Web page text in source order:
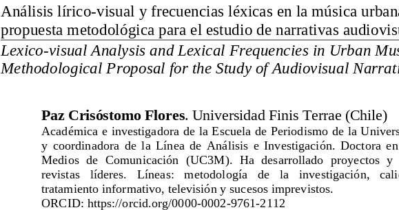
Análisis lírico-visual y frecuencias léxicas en la música
propuesta metodológica para el estudio de narrativas
Lexico-visual Analysis and Lexical Frequencies in Urban
Methodological Proposal for the Study of Audiovisual
Paz Crisóstomo Flores. Universidad Finis Terrae (Chile)
Académica e investigadora de la Escuela de Periodismo de la
y coordinadora de la Línea de Análisis e Investigación. Doctora
Medios de Comunicación (UC3M). Ha desarrollado proyectos y
revistas   líderes.   Líneas:   metodología   de   la   investigación,
tratamiento informativo, televisión y sucesos imprevistos.
ORCID: https://orcid.org/0000-0002-9761-2112